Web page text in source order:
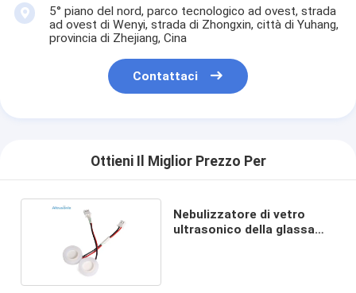
5° piano del nord, parco tecnologico ad ovest, strada
ad ovest di Wenyi, strada di Zhongxin, città di Yuhang,
provincia di Zhejiang, Cina
Contattaci
Ottieni Il Miglior Prezzo Per
Nebulizzatore di vetro
ultrasonico della glassa